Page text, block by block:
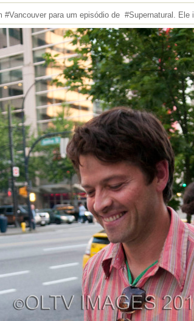
#Vancouver para um episódio de #Supernatural.